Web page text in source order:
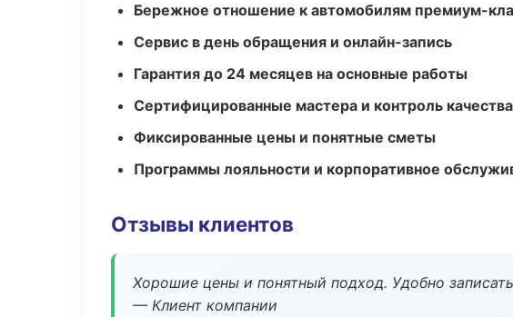
Бережное отношение к автомобилям премиум-
Сервис в день обращения и онлайн-запись
Гарантия до 24 месяцев на основные работы
Сертифицированные мастера и контроль качества
Фиксированные цены и понятные сметы
Программы лояльности и корпоративное
Отзывы клиентов
Хорошие цены и понятный подход. Удобно
— Клиент компании